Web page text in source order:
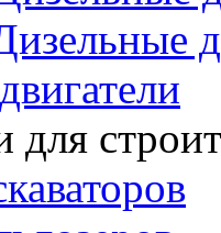
для